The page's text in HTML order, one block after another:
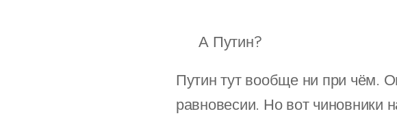
🧠 А Путин?
Путин тут вообще ни при чём.
равновесии. Но вот чиновники